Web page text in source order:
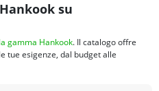
su
gamma Hankook. Il catalogo offre
tue esigenze, dal budget alle